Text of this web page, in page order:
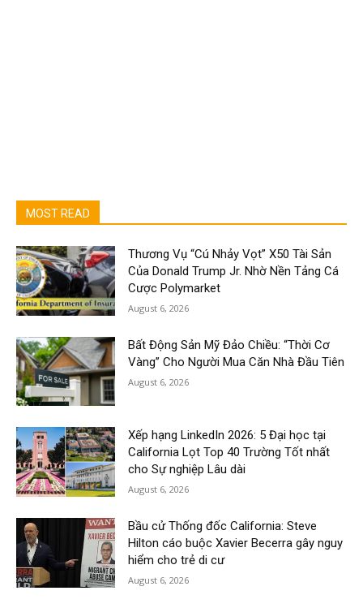
MOST READ
Thương Vụ “Cú Nhảy Vọt” X50 Tài Sản
Của Donald Trump Jr. Nhờ Nền Tảng Cá
Cược Polymarket
August 6, 2026
Bất Động Sản Mỹ Đảo Chiều: “Thời Cơ
Vàng” Cho Người Mua Căn Nhà Đầu Tiên
August 6, 2026
Xếp hạng LinkedIn 2026: 5 Đại học tại
California Lọt Top 40 Trường Tốt nhất
cho Sự nghiệp Lâu dài
August 6, 2026
Bầu cử Thống đốc California: Steve
Hilton cáo buộc Xavier Becerra gây nguy
hiểm cho trẻ di cư
August 6, 2026